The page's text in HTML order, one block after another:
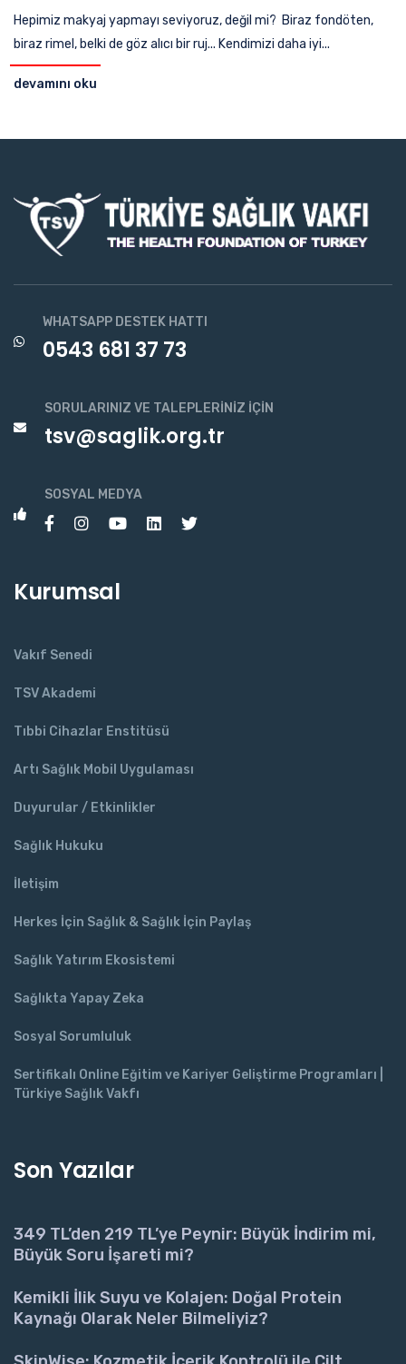
Hepimiz makyaj yapmayı seviyoruz, değil mi? Biraz fondöten,
biraz rimel, belki de göz alıcı bir ruj... Kendimizi daha iyi...
devamını oku
WHATSAPP DESTEK HATTI
0543 681 37 73
SORULARINIZ VE TALEPLERINIZ İÇIN
tsv@saglik.org.tr
SOSYAL MEDYA
Kurumsal
Vakıf Senedi
TSV Akademi
Tıbbi Cihazlar Enstitüsü
Artı Sağlık Mobil Uygulaması
Duyurular / Etkinlikler
Sağlık Hukuku
İletişim
Herkes İçin Sağlık & Sağlık İçin Paylaş
Sağlık Yatırım Ekosistemi
Sağlıkta Yapay Zeka
Sosyal Sorumluluk
Sertifikalı Online Eğitim ve Kariyer Geliştirme Programları |
Türkiye Sağlık Vakfı
Son Yazılar
349 TL’den 219 TL’ye Peynir: Büyük İndirim mi,
Büyük Soru İşareti mi?
Kemikli İlik Suyu ve Kolajen: Doğal Protein
Kaynağı Olarak Neler Bilmeliyiz?